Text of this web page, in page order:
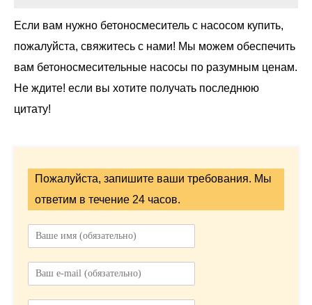
Если вам нужно бетоносмеситель с насосом купить,
пожалуйста, свяжитесь с нами! Мы можем обеспечить
вам бетоносмесительные насосы по разумным ценам.
Не ждите! если вы хотите получать последнюю
цитату!
Пожалуйста, запишите ваши требования. Мы
ответим в течение 24 часов.